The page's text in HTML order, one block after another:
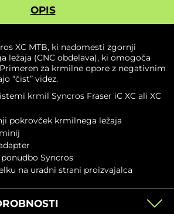
OPIS
XC MTB, ki nadomesti zgornji
ležaja (CNC obdelava), ki omogoča
za krmilne opore z negativnim
“čist” videz.
krmil Syncros Fraser iC XC ali XC
pokrovček krmilnega ležaja
Syncros
na uradni strani proizvajalca